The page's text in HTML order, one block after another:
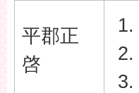
平郡正
啓